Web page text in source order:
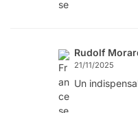
Rudolf
21/11/2025
Un